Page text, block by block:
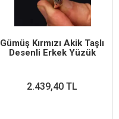
Gümüş Kırmızı Akik Taşlı
Desenli Erkek Yüzük
2.439,40 TL